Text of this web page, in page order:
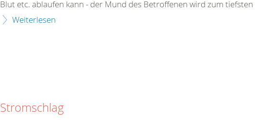
Blut etc. ablaufen kann - der Mund des Betroffenen wird zum tiefsten
Weiterlesen
Stromschlag